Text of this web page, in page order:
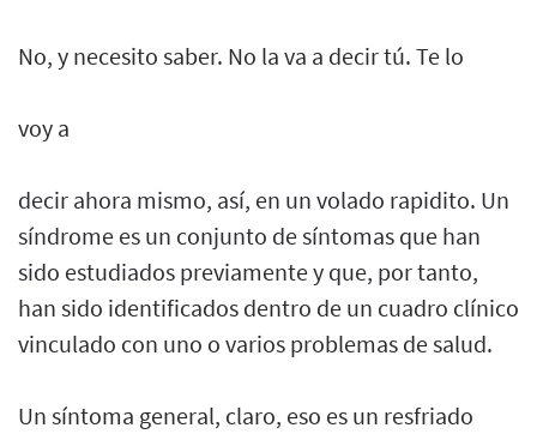
No, y necesito saber. No la va a decir tú. Te lo
voy a
decir ahora mismo, así, en un volado rapidito. Un
síndrome es un conjunto de síntomas que han
sido estudiados previamente y que, por tanto,
han sido identificados dentro de un cuadro clínico
vinculado con uno o varios problemas de salud.
Un síntoma general, claro, eso es un resfriado